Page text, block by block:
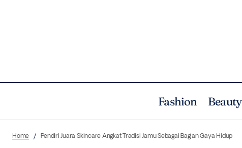
Fashion Beauty
Jenis Investasi Paling Populer di Kalangan
Para Ibu Menurut Survey Terbaru
Beauty
Home Pendiri Juara Skincare Angkat Tradisi Jamu Sebagai Bagian Gaya Hidup